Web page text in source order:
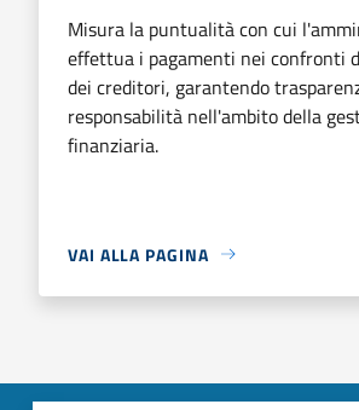
Misura la puntualità con cui
effettua i pagamenti nei confronti
dei creditori, garantendo
responsabilità nell'ambito della
finanziaria.
VAI ALLA PAGINA